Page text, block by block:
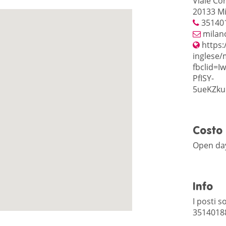
20133
inglese/
PfISY-
Costo
Open
Info
I posti